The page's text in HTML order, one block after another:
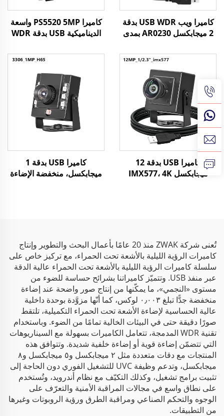
كاميرا ويب USB WDR بدقة
2 ميجابكسل AR0230 بمدى
دقة 1080 بكسل
عالية 30 إطارًا في الثانية،
مناسبة للطائرات المُسيرة
والمركبات
كاميرا PS5520 5MP واسعة
الديناميكية USB بدقة WDR
30 إطار في الثانية، كاميرا
للتتعرف على الوجه، والرؤية
الصناعية للآلات
كاميرا USB بدقة 12
ميجابكسل IMX577، 4K
كاميرا USB بدقة 1
ميجابكسل، منخفضة الإضاءة
تُعنى شركة ZWAK منذ 20 عامًا بأعمال البحث والتطوير وإنتاج
كاميرات الرؤية الليلية بالأشعة تحت الحمراء، مع تركيز خاص على
سلسلة كاميرات الرؤية الليلية بالأشعة تحت الحمراء عالية الدقة
عبر منفذ USB. وتتميّز كاميراتنا بشرائح حساسة للضوء من
مستوى «النجمي»، ما يمكّنها من إنتاج صور واضحة عند إضاءة
منخفضة جدًّا تبلغ ٠٫٠٠٣ لوكس، كما أنّها مزوَّدة بوحدة داخلية
عالية الحساسية لإضاءة الأشعة تحت الحمراء التكميلية، تلتقط
صورًا دقيقة حتى في البيئات الخالية تمامًا من الضوء. وباستخدام
تقنية WDR المدمجة، تتعامل الكاميرات بسهولة مع السيناريوهات
التي تتضمّن إضاءة قوية أو إضاءة خلفية شديدة. وتتوافق هذه
المنتجات مع دقات متعددة مثل ٢ ميجابكسل و٥ ميجابكسل و٨
ميجابكسل، وتدعم وظيفة UVC للتشغيل الفوري دون الحاجة إلى
تثبيت برامج تشغيل، وكذلك التكيّف مع نظام أندرويد، وتُستخدم
على نطاق واسع في مجالات المراقبة الأمنية والتعرّف على
الوجوه والتحكم الصناعي ومراقبة الطرق ورؤية الروبوتات وغيرها
من التطبيقات.